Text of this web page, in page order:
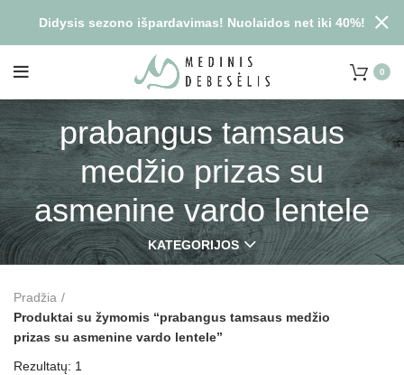
0
prabangus tamsaus
medžio prizas su
asmenine vardo lentele
KATEGORIJOS
Pradžia
Produktai su žymomis “prabangus tamsaus medžio
prizas su asmenine vardo lentele”
Rezultatų: 1
Didysis sezono išpardavimas! Nuolaidos net iki 40%!